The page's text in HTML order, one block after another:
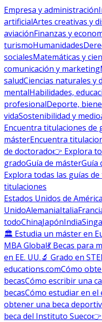
Empresa y administración
artificialArtes creativas y
aviaciónFinanzas y
turismoHumanidades
socialesMatemáticas y
comunicación y marketing
saludCiencias naturales y
mentalHabilidades,
profesionalDeporte,
vidaSostenibilidad y
Encuentra titulaciones de
másterEncuentra
de doctorado👉 Explora
gradoGuía de másterGuía
Explora todas las guías
titulaciones
Estados Unidos de América
UnidoAlemaniaItalia
todoChinaJapónIndia
🏛 Estudia un máster en
MBA Global💃 Becas para
en EE. UU.🔬 Grado en
educations.comCómo
becasCómo escribir una
becasCómo estudiar en
obtener una beca
beca del Instituto Sueco👉